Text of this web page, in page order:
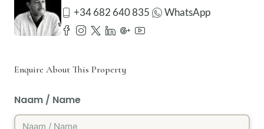
+34 682 640 835
WhatsApp
Enquire About This Property
Naam / Name